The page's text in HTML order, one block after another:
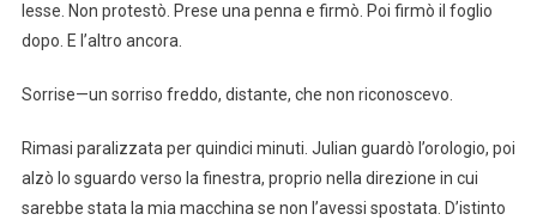
lesse. Non protestò. Prese una penna e firmò. Poi firmò il foglio
dopo. E l’altro ancora.
Sorrise—un sorriso freddo, distante, che non riconoscevo.
Rimasi paralizzata per quindici minuti. Julian guardò l’orologio, poi
alzò lo sguardo verso la finestra, proprio nella direzione in cui
sarebbe stata la mia macchina se non l’avessi spostata. D’istinto